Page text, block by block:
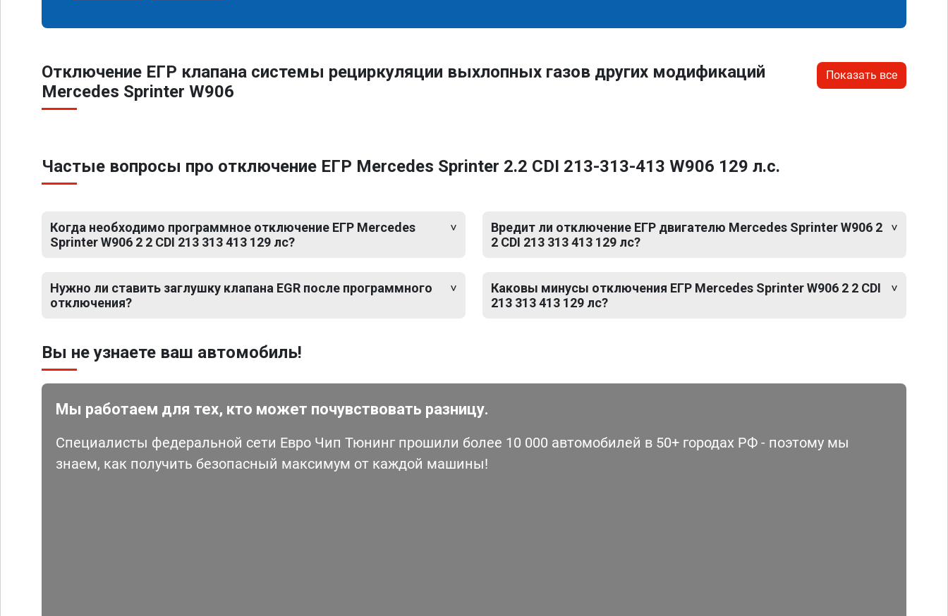
Отключение ЕГР клапана системы рециркуляции выхлопных газов других модификаций
Mercedes Sprinter W906
Показать все
Частые вопросы про отключение ЕГР Mercedes Sprinter 2.2 CDI 213-313-413 W906 129 л.с.
Когда необходимо программное отключение ЕГР Mercedes
Sprinter W906 2 2 CDI 213 313 413 129 лс?
Нужно ли ставить заглушку клапана EGR после программного
отключения?
Вредит ли отключение ЕГР двигателю Mercedes Sprinter W906 2
2 CDI 213 313 413 129 лс?
Каковы минусы отключения ЕГР Mercedes Sprinter W906 2 2 CDI
213 313 413 129 лс?
Вы не узнаете ваш автомобиль!
Мы работаем для тех, кто может почувствовать разницу.
Специалисты федеральной сети Евро Чип Тюнинг прошили более 10 000 автомобилей в 50+ городах РФ - поэтому мы
знаем, как получить безопасный максимум от каждой машины!